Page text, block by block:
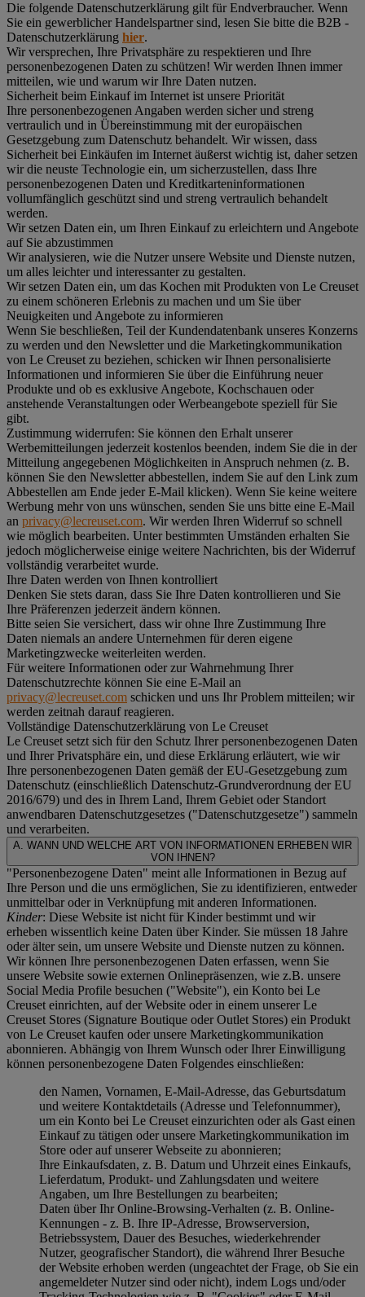
Die folgende Datenschutzerklärung gilt für Endverbraucher. Wenn
Sie ein gewerblicher Handelspartner sind, lesen Sie bitte die B2B -
Datenschutzerklärung hier.
Wir versprechen, Ihre Privatsphäre zu respektieren und Ihre
personenbezogenen Daten zu schützen! Wir werden Ihnen immer
mitteilen, wie und warum wir Ihre Daten nutzen.
Sicherheit beim Einkauf im Internet ist unsere Priorität
Ihre personenbezogenen Angaben werden sicher und streng
vertraulich und in Übereinstimmung mit der europäischen
Gesetzgebung zum Datenschutz behandelt. Wir wissen, dass
Sicherheit bei Einkäufen im Internet äußerst wichtig ist, daher setzen
wir die neuste Technologie ein, um sicherzustellen, dass Ihre
personenbezogenen Daten und Kreditkarteninformationen
vollumfänglich geschützt sind und streng vertraulich behandelt
werden.
Wir setzen Daten ein, um Ihren Einkauf zu erleichtern und Angebote
auf Sie abzustimmen
Wir analysieren, wie die Nutzer unsere Website und Dienste nutzen,
um alles leichter und interessanter zu gestalten.
Wir setzen Daten ein, um das Kochen mit Produkten von Le Creuset
zu einem schöneren Erlebnis zu machen und um Sie über
Neuigkeiten und Angebote zu informieren
Wenn Sie beschließen, Teil der Kundendatenbank unseres Konzerns
zu werden und den Newsletter und die Marketingkommunikation
von Le Creuset zu beziehen, schicken wir Ihnen personalisierte
Informationen und informieren Sie über die Einführung neuer
Produkte und ob es exklusive Angebote, Kochschauen oder
anstehende Veranstaltungen oder Werbeangebote speziell für Sie
gibt.
Zustimmung widerrufen: Sie können den Erhalt unserer
Werbemitteilungen jederzeit kostenlos beenden, indem Sie die in der
Mitteilung angegebenen Möglichkeiten in Anspruch nehmen (z. B.
können Sie den Newsletter abbestellen, indem Sie auf den Link zum
Abbestellen am Ende jeder E-Mail klicken). Wenn Sie keine weitere
Werbung mehr von uns wünschen, senden Sie uns bitte eine E-Mail
an privacy@lecreuset.com. Wir werden Ihren Widerruf so schnell
wie möglich bearbeiten. Unter bestimmten Umständen erhalten Sie
jedoch möglicherweise einige weitere Nachrichten, bis der Widerruf
vollständig verarbeitet wurde.
Ihre Daten werden von Ihnen kontrolliert
Denken Sie stets daran, dass Sie Ihre Daten kontrollieren und Sie
Ihre Präferenzen jederzeit ändern können.
Bitte seien Sie versichert, dass wir ohne Ihre Zustimmung Ihre
Daten niemals an andere Unternehmen für deren eigene
Marketingzwecke weiterleiten werden.
Für weitere Informationen oder zur Wahrnehmung Ihrer
Datenschutzrechte können Sie eine E-Mail an
privacy@lecreuset.com schicken und uns Ihr Problem mitteilen; wir
werden zeitnah darauf reagieren.
Vollständige Datenschutzerklärung von Le Creuset
Le Creuset setzt sich für den Schutz Ihrer personenbezogenen Daten
und Ihrer Privatsphäre ein, und diese Erklärung erläutert, wie wir
Ihre personenbezogenen Daten gemäß der EU-Gesetzgebung zum
Datenschutz (einschließlich Datenschutz-Grundverordnung der EU
2016/679) und des in Ihrem Land, Ihrem Gebiet oder Standort
anwendbaren Datenschutzgesetzes ("Datenschutzgesetze") sammeln
und verarbeiten.
A. WANN UND WELCHE ART VON INFORMATIONEN ERHEBEN WIR
VON IHNEN?
"Personenbezogene Daten" meint alle Informationen in Bezug auf
Ihre Person und die uns ermöglichen, Sie zu identifizieren, entweder
unmittelbar oder in Verknüpfung mit anderen Informationen.
Kinder: Diese Website ist nicht für Kinder bestimmt und wir
erheben wissentlich keine Daten über Kinder. Sie müssen 18 Jahre
oder älter sein, um unsere Website und Dienste nutzen zu können.
Wir können Ihre personenbezogenen Daten erfassen, wenn Sie
unsere Website sowie externen Onlinepräsenzen, wie z.B. unsere
Social Media Profile besuchen ("Website"), ein Konto bei Le
Creuset einrichten, auf der Website oder in einem unserer Le
Creuset Stores (Signature Boutique oder Outlet Stores) ein Produkt
von Le Creuset kaufen oder unsere Marketingkommunikation
abonnieren. Abhängig von Ihrem Wunsch oder Ihrer Einwilligung
können personenbezogene Daten Folgendes einschließen:
den Namen, Vornamen, E-Mail-Adresse, das Geburtsdatum
und weitere Kontaktdetails (Adresse und Telefonnummer),
um ein Konto bei Le Creuset einzurichten oder als Gast einen
Einkauf zu tätigen oder unsere Marketingkommunikation im
Store oder auf unserer Webseite zu abonnieren;
Ihre Einkaufsdaten, z. B. Datum und Uhrzeit eines Einkaufs,
Lieferdatum, Produkt- und Zahlungsdaten und weitere
Angaben, um Ihre Bestellungen zu bearbeiten;
Daten über Ihr Online-Browsing-Verhalten (z. B. Online-
Kennungen - z. B. Ihre IP-Adresse, Browserversion,
Betriebssystem, Dauer des Besuches, wiederkehrender
Nutzer, geografischer Standort), die während Ihrer Besuche
der Website erhoben werden (ungeachtet der Frage, ob Sie ein
angemeldeter Nutzer sind oder nicht), indem Logs und/oder